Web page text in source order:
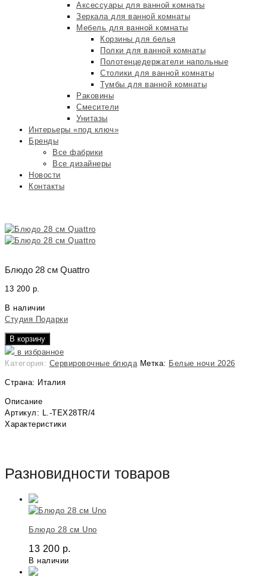
Аксессуары для ванной комнаты
Зеркала для ванной комнаты
Мебель для ванной комнаты
Корзины для белья
Полки для ванной комнаты
Полотенцедержатели напольные
Столики для ванной комнаты
Тумбы для ванной комнаты
Раковины
Смесители
Унитазы
Интерьеры «под ключ»
Бренды
Все фабрики
Все дизайнеры
Новости
Контакты
Блюдо 28 cм Quattro
13 200 р.
В наличии
Студия Подарки
В корзину
в избранное
Категория: Сервировочные блюда Метка: Белые ночи 2026
Страна: Италия
Описание
Артикул: L.-TEX28TR/4
Характеристики
Разновидности товаров
Блюдо 28 cм Uno
13 200 р.
В наличии